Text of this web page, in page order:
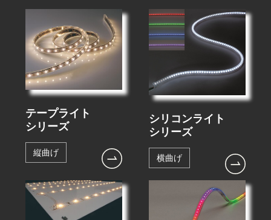
テープライト
シリーズ
縦曲げ
シリコンライト
シリーズ
横曲げ